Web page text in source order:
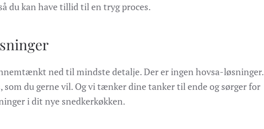
du kan have tillid til en tryg proces.
ned til mindste detalje. Der er ingen hovsa-løsninger.
du gerne vil. Og vi tænker dine tanker til ende og sørger for
i dit nye snedkerkøkken.